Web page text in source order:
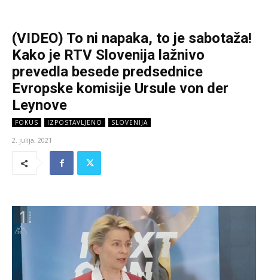
(VIDEO) To ni napaka, to je sabotaža!
Kako je RTV Slovenija lažnivo
prevedla besede predsednice
Evropske komisije Ursule von der
Leynove
FOKUS IZPOSTAVLJENO SLOVENIJA
2. julija, 2021